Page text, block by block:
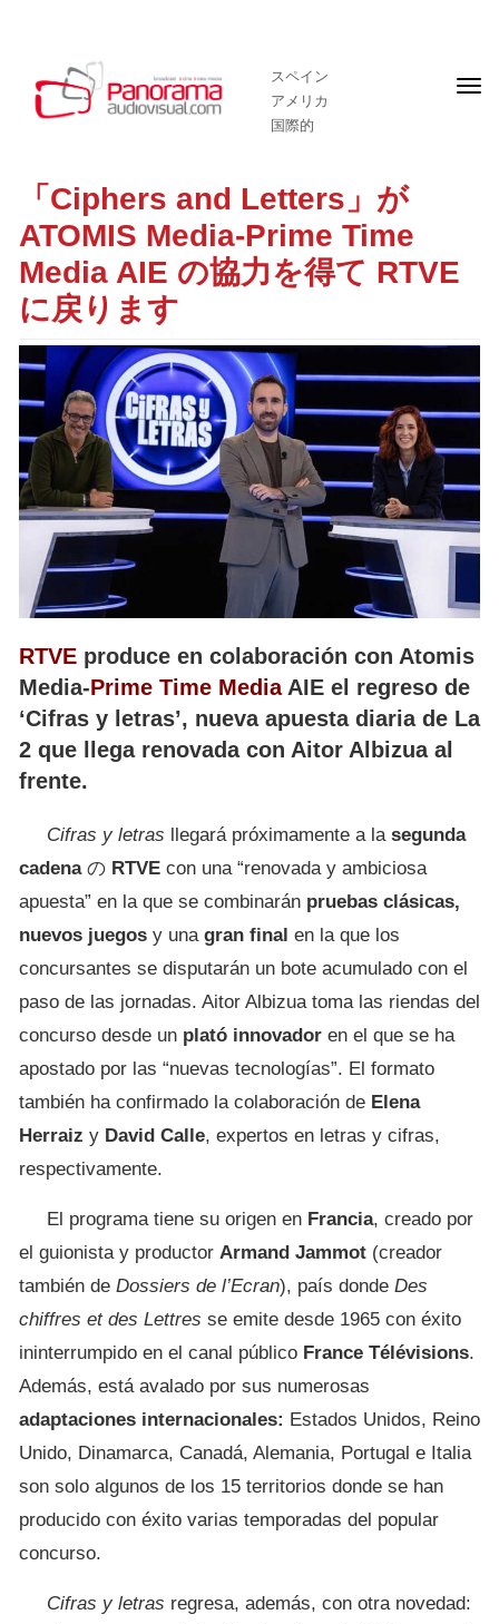
スペイン
アメリカ
国際的
フ
「Ciphers and Letters」が
ATOMIS Media-Prime Time
Media AIE の協力を得て RTVE
に戻ります
RTVE produce en colaboración con Atomis
Media-Prime Time Media AIE el regreso de
‘Cifras y letras’, nueva apuesta diaria de La
2 que llega renovada con Aitor Albizua al
frente.
Cifras y letras llegará próximamente a la segunda
cadenaの RTVE con una “renovada y ambiciosa
apuesta” en la que se combinarán pruebas clásicas,
nuevos juegos y una gran final en la que los
concursantes se disputarán un bote acumulado con el
paso de las jornadas. Aitor Albizua toma las riendas del
concurso desde un plató innovador en el que se ha
apostado por las “nuevas tecnologías”. El formato
también ha confirmado la colaboración de Elena
Herraiz y David Calle, expertos en letras y cifras,
respectivamente.
El programa tiene su origen en Francia, creado por
el guionista y productor Armand Jammot (creador
también de Dossiers de l’Ecran), país donde Des
chiffres et des Lettres se emite desde 1965 con éxito
ininterrumpido en el canal público France Télévisions.
Además, está avalado por sus numerosas
adaptaciones internacionales: Estados Unidos, Reino
Unido, Dinamarca, Canadá, Alemania, Portugal e Italia
son solo algunos de los 15 territorios donde se han
producido con éxito varias temporadas del popular
concurso.
Cifras y letras regresa, además, con otra novedad: